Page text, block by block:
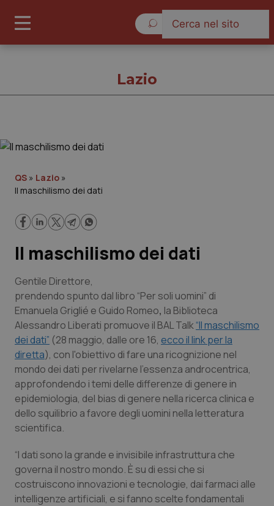
Cronache
Scienza e Farmaci
Studi e Analisi
Lettere al direttore
Edizioni Regionali
QS Pro
Professionisti Sanitari.AI
Abruzzo
QS Pro Gold
Lazio
QS » Lazio »
Il maschilismo dei dati
Il maschilismo dei dati
Gentile Direttore,
prendendo spunto dal libro “Per soli uomini” di
Emanuela Griglié e Guido Romeo, la Biblioteca
Alessandro Liberati promuove il BAL Talk“Il maschilismo
dei dati” (28 maggio, dalle ore 16, ecco il link per la
diretta), con l'obiettivo di fare una ricognizione nel
mondo dei dati per rivelarne l'essenza androcentrica,
approfondendo i temi delle differenze di genere in
epidemiologia, del bias di genere nella ricerca clinica e
dello squilibrio a favore degli uomini nella letteratura
scientifica.
“I dati sono la grande e invisibile infrastruttura che
governa il nostro mondo. È su di essi che si
costruiscono innovazioni e tecnologie, dai farmaci alle
intelligenze artificiali, e si fanno scelte fondamentali